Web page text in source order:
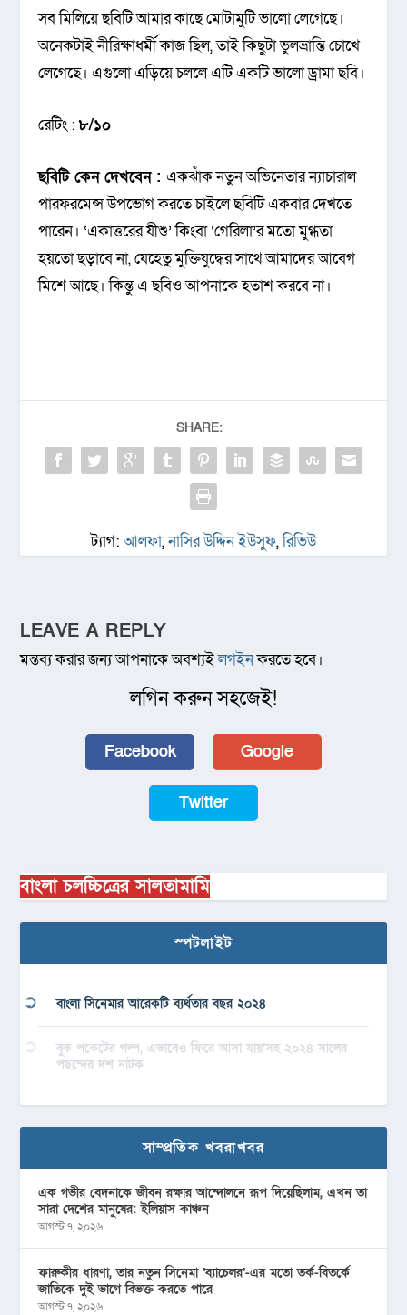
সব মিলিয়ে ছবিটি আমার কাছে মোটামুটি ভালো লেগেছে।
অনেকটাই নীরিক্ষাধর্মী কাজ ছিল, তাই কিছুটা ভুলভ্রান্তি চোখে
লেগেছে। এগুলো এড়িয়ে চললে এটি এক‌টি ভালো ড্রামা ছবি।
রেটিং :৮/১০
ছবিটি কেন দেখবেন :একঝাঁক নতুন অভিনেতার ন্যাচারাল
পারফরমেন্স উপভোগ করতে চাইলে ছবিটি একবার দেখতে
পারেন। ‘একাত্তরের যীশু’ কিংবা ‘গেরিলা’র মতো মুগ্ধতা
হয়তো ছড়াবে না, যেহেতু মুক্তিযুদ্ধের সাথে আমাদের আবেগ
মিশে আছে। কিন্তু এ ছবিও আপনাকে হতাশ করবে না।
SHARE:
ট্যাগ:আলফা,নাসির উদ্দিন ইউসুফ,রিভিউ
LEAVE A REPLY
মন্তব্য করার জন্য আপনাকে অবশ্যইলগইনকরতে হবে।
লগিন করুন সহজেই!
Facebook Google
Twitter
বাংলা চলচ্চিত্রের সালতামামি
স্পটলাইট
বাংলা সিনেমার আরেকটি ব্যর্থতার বছর ২০২৪
বুক পকেটের গল্প, এভাবেও ফিরে আসা যায়’সহ ২০২৪ সালের
পছন্দের দশ নাটক
সাম্প্রতিক খবরাখবর
এক গভীর বেদনাকে জীবন রক্ষার আন্দোলনে রূপ দিয়েছিলাম, এখন তা
সারা দেশের মানুষের: ইলিয়াস কাঞ্চন
আগস্ট ৭, ২০২৬
ফারুকীর ধারণা, তার নতুন সিনেমা ‘ব্যাচেলর’-এর মতো তর্ক-বিতর্কে
জাতিকে দুই ভাগে বিভক্ত করতে পারে
আগস্ট ৭, ২০২৬